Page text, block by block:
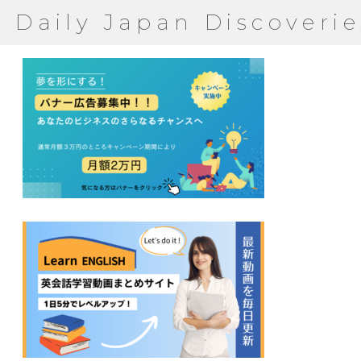
Daily Japan